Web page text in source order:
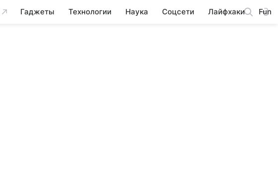
Гаджеты Технологии Наука Соцсети Лайфхаки Fun